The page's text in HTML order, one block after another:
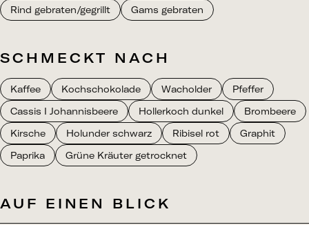
Rind gebraten/gegrillt
Gams gebraten
SCHMECKT NACH
Kaffee Kochschokolade Wacholder
Pfeffer
Cassis I Johannisbeere
Hollerkoch dunkel
Brombeere
Kirsche
Holunder schwarz Ribisel rot
Graphit
Paprika
Grüne Kräuter getrocknet
AUF EINEN BLICK